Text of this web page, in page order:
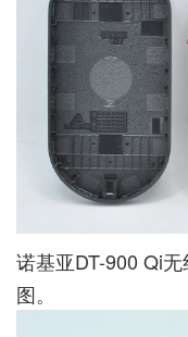
诺基亚DT-900 Qi
图。